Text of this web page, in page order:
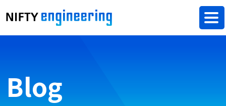
Blog